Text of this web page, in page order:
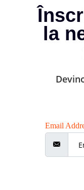
la
Email